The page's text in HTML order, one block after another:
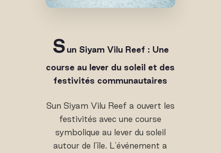
S un Siyam Vilu Reef : Une
course au lever du soleil et des
festivités communautaires
Sun Siyam Vilu Reef a ouvert les
festivités avec une course
symbolique au lever du soleil
autour de l'île. L'événement a